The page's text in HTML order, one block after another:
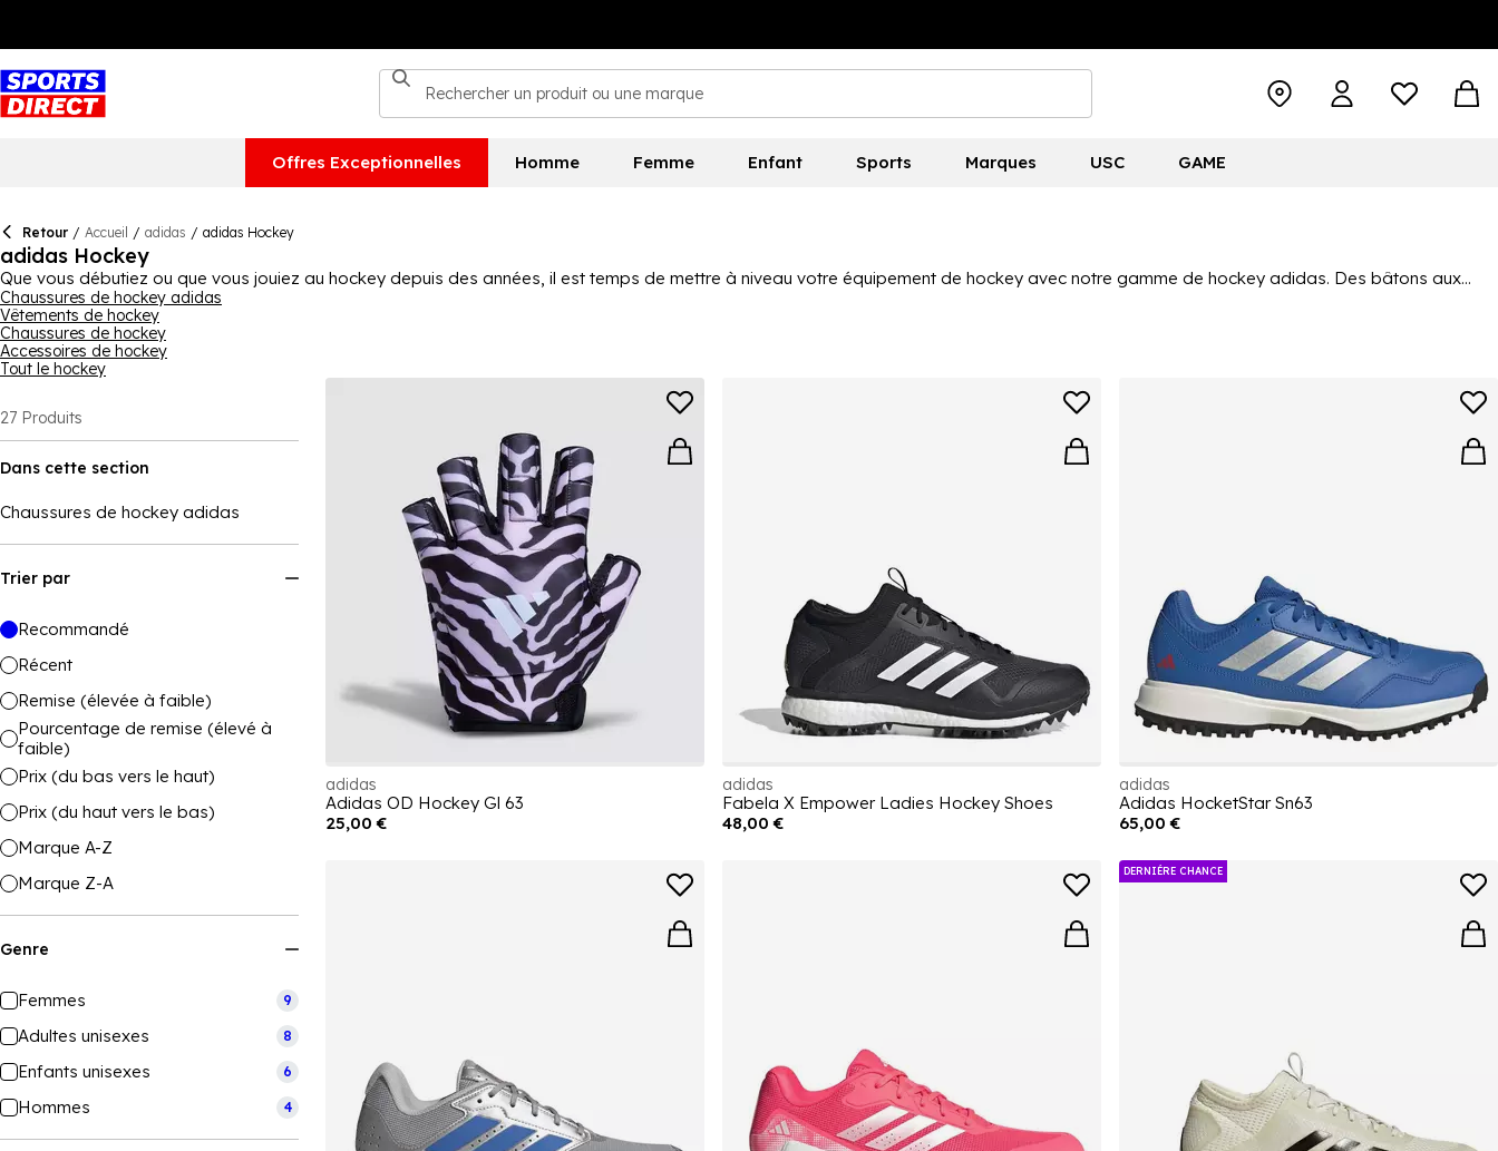
Offres Exceptionnelles Homme Femme Enfant Sports Marques USC GAME
Retour / Accueil / adidas / adidas Hockey
adidas Hockey
Que vous débutiez ou que vous jouiez au hockey depuis des années, il est temps de mettre à niveau votre équipement de hockey avec notre gamme de hockey adidas. Des bâtons aux
chaussures, adidas a tout ce qu'il vous faut avec une large variété de produits disponibles. Les chaussures pour hommes populaires incluent le Flexcloud et l'Adipower, tandis que le Divox
est un bon choix de chaussures pour femmes. En ce qui concerne les bâtons de hockey, adidas propose une variété de designs et de tailles pour vous, le joueur, avec de nombreux autres
accessoires disponibles dans cette collection également. Pour la collection complète, magasinez
Chaussures de hockey adidas
Vêtements de hockey
Chaussures de hockey
Accessoires de hockey
Tout le hockey
27 Produits
Dans cette section
Chaussures de hockey adidas
Trier par
Recommandé
Récent
Remise (élevée à faible)
Pourcentage de remise (élevé à
faible)
Prix (du bas vers le haut)
Prix (du haut vers le bas)
Marque A-Z
Marque Z-A
Genre
Femmes 9
Adultes unisexes 8
Enfants unisexes 6
Hommes 4
adidas
Adidas OD Hockey Gl 63
25,00 €
adidas
Fabela X Empower Ladies Hockey Shoes
48,00 €
adidas
Adidas HocketStar Sn63
65,00 €
DERNIÉRE CHANCE